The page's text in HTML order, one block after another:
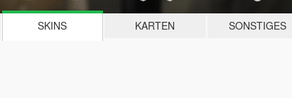
SKINS KARTEN SONSTIGES